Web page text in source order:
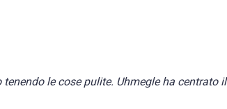
le cose pulite. Uhmegle ha centrato il